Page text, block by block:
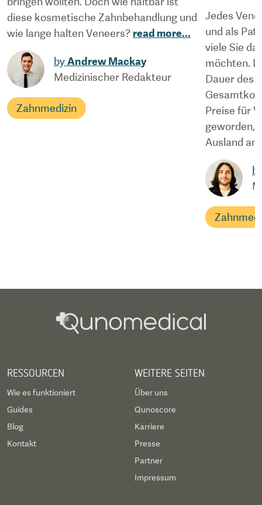
diese kosmetische Zahnbehandlung und
wie lange halten Veneers? read more...
byAndrew Mackay
Medizinischer Redakteur
Zahnmedizin
Jedes
und als
viele Sie
möchten.
Dauer des
Preise für
geworden,
Ausland
RESSOURCEN
Wie es funktioniert
Guides
Blog
Kontakt
WEITERE SEITEN
Über uns
Qunoscore
Karriere
Presse
Partner
Impressum